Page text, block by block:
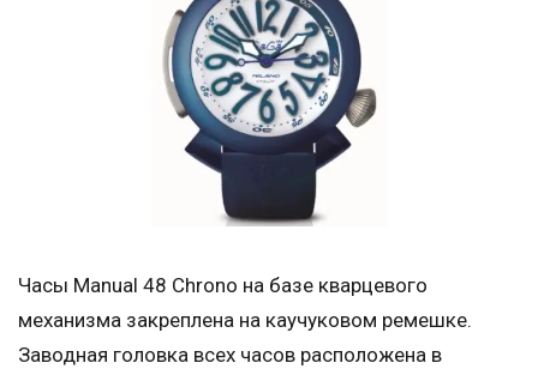
Часы Manual 48 Chrono на базе кварцевого
механизма закреплена на каучуковом ремешке.
Заводная головка всех часов расположена в